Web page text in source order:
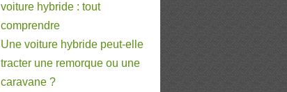
voiture hybride : tout
comprendre
Une voiture hybride peut-elle
tracter une remorque ou une
caravane ?